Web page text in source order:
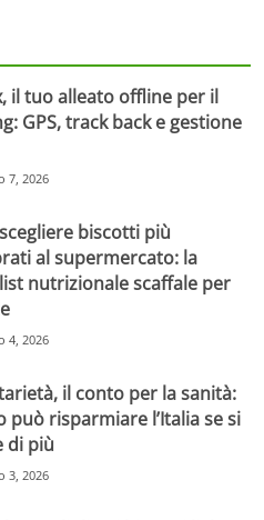
il tuo alleato offline per il
GPS, track back e gestione
7, 2026
biscotti più
al supermercato: la
nutrizionale scaffale per
4, 2026
il conto per la sanità:
può risparmiare l’Italia se si
di più
3, 2026